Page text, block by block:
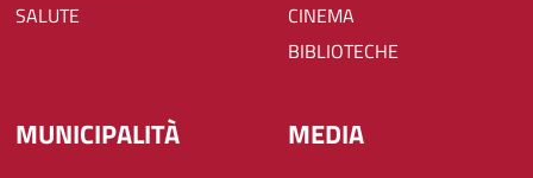
SALUTE
CINEMA
BIBLIOTECHE
MUNICIPALITÀ MEDIA